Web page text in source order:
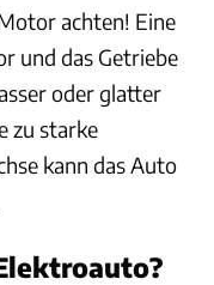
achten! Eine
und das Getriebe
oder glatter
zu starke
kann das Auto